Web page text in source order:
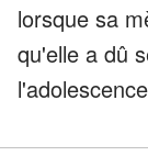
lorsque sa
qu'elle a dû